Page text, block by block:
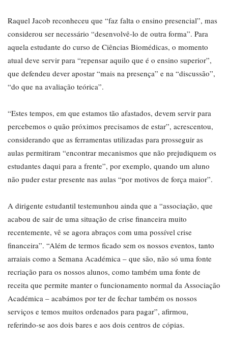
Raquel Jacob reconheceu que “faz falta o ensino presencial”, mas
considerou ser necessário “desenvolvê-lo de outra forma”. Para
aquela estudante do curso de Ciências Biomédicas, o momento
atual deve servir para “repensar aquilo que é o ensino superior”,
que defendeu dever apostar “mais na presença” e na “discussão”,
“do que na avaliação teórica”.
“Estes tempos, em que estamos tão afastados, devem servir para
percebemos o quão próximos precisamos de estar”, acrescentou,
considerando que as ferramentas utilizadas para prosseguir as
aulas permitiram “encontrar mecanismos que não prejudiquem os
estudantes daqui para a frente”, por exemplo, quando um aluno
não puder estar presente nas aulas “por motivos de força maior”.
A dirigente estudantil testemunhou ainda que a “associação, que
acabou de sair de uma situação de crise financeira muito
recentemente, vê se agora abraços com uma possível crise
financeira”. “Além de termos ficado sem os nossos eventos, tanto
arraiais como a Semana Académica – que são, não só uma fonte
recriação para os nossos alunos, como também uma fonte de
receita que permite manter o funcionamento normal da Associação
Académica – acabámos por ter de fechar também os nossos
serviços e temos muitos ordenados para pagar”, afirmou,
referindo-se aos dois bares e aos dois centros de cópias.